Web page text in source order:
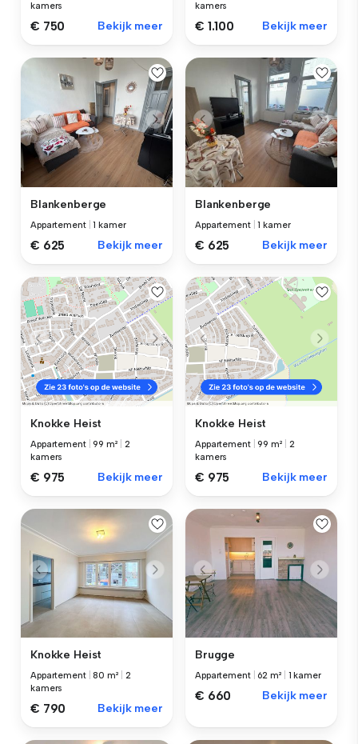
kamers
€ 750 Bekijk meer
kamers
€ 1.100 Bekijk meer
Blankenberge
Appartement |1 kamer
€ 625 Bekijk meer
Blankenberge
Appartement |1 kamer
€ 625 Bekijk meer
Knokke Heist
Appartement |99 m²
2
kamers
€ 975 Bekijk meer
Knokke Heist
Appartement |99 m²
2
kamers
€ 975 Bekijk meer
Knokke Heist
Appartement |80 m²
2
kamers
€ 790 Bekijk meer
Brugge
Appartement 62 m² 1 kamer
€ 660 Bekijk meer